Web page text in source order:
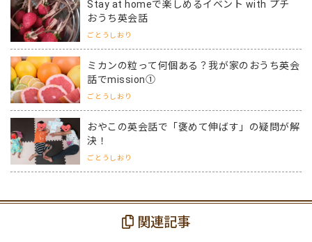
Stay at homeで楽しめるイベント with プチ
おうち英会話
ごとうしおり
ミカンの粒って何個ある？我が家のおうち英会
話でmission①
ごとうしおり
おやこの英会話で「褒めて伸ばす」の疑問が解
決！
ごとうしおり
関連記事